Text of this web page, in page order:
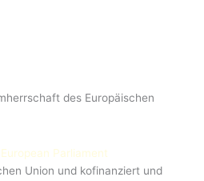
des Europäischen
Union und kofinanziert und